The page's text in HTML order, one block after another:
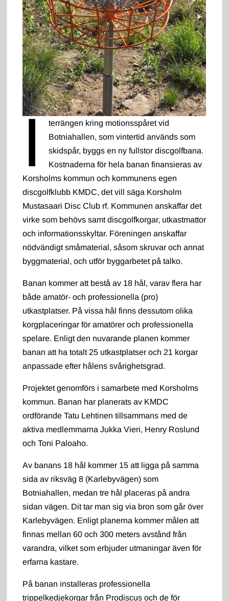
I
terrängen kring motionsspåret vid
Botniahallen, som vintertid används som
skidspår, byggs en ny fullstor discgolfbana.
Kostnaderna för hela banan finansieras av
Korsholms kommun och kommunens egen
discgolfklubb KMDC, det vill säga Korsholm
Mustasaari Disc Club rf. Kommunen anskaffar det
virke som behövs samt discgolfkorgar, utkastmattor
och informationsskyltar. Föreningen anskaffar
nödvändigt småmaterial, såsom skruvar och annat
byggmaterial, och utför byggarbetet på talko.
Banan kommer att bestå av 18 hål, varav flera har
både amatör- och professionella (pro)
utkastplatser. På vissa hål finns dessutom olika
korgplaceringar för amatörer och professionella
spelare. Enligt den nuvarande planen kommer
banan att ha totalt 25 utkastplatser och 21 korgar
anpassade efter hålens svårighetsgrad.
Projektet genomförs i samarbete med Korsholms
kommun. Banan har planerats av KMDC
ordförande Tatu Lehtinen tillsammans med de
aktiva medlemmarna Jukka Vieri, Henry Roslund
och Toni Paloaho.
Av banans 18 hål kommer 15 att ligga på samma
sida av riksväg 8 (Karlebyvägen) som
Botniahallen, medan tre hål placeras på andra
sidan vägen. Dit tar man sig via bron som går över
Karlebyvägen. Enligt planerna kommer målen att
finnas mellan 60 och 300 meters avstånd från
varandra, vilket som erbjuder utmaningar även för
erfarna kastare.
På banan installeras professionella
trippelkedjekorgar från Prodiscus och de för